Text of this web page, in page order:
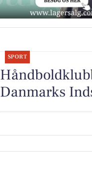
SPORT
Danmarks